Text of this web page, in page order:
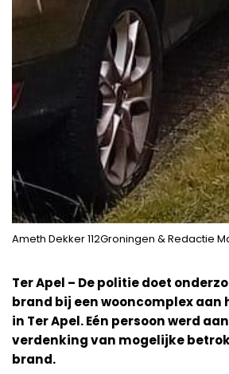
Ameth Dekker 112Groningen & Redactie
Ter Apel – De politie doet
brand bij een wooncomplex aan
in Ter Apel. Eén persoon werd
verdenking van mogelijke
brand.